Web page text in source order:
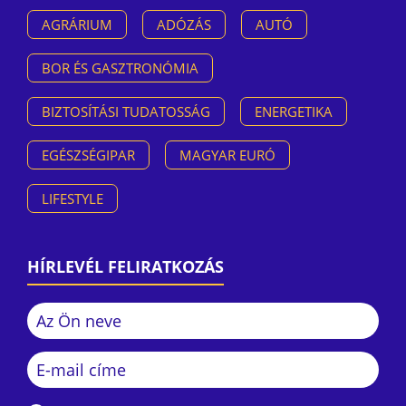
AGRÁRIUM ADÓZÁS AUTÓ
BOR ÉS GASZTRONÓMIA
BIZTOSÍTÁSI TUDATOSSÁG ENERGETIKA
EGÉSZSÉGIPAR MAGYAR EURÓ
LIFESTYLE
HÍRLEVÉL FELIRATKOZÁS